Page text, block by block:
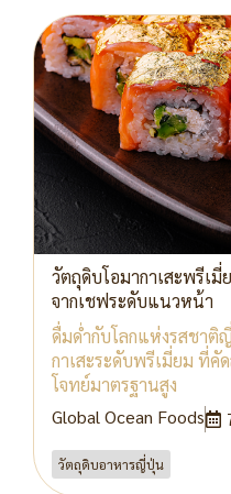
วัตถุดิบโอมากาเสะพรีเมี่
จากเชฟระดับแนวหน้า
ดื่มด่ำกับโลกแห่งรสชา
กาเสะระดับพรีเมี่ยม ที่
โจทย์มาตรฐานสูง
Global Ocean Foods
วัตถุดิบอาหารญี่ปุ่น